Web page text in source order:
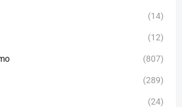
(14)
(12)
(807)
(289)
(24)